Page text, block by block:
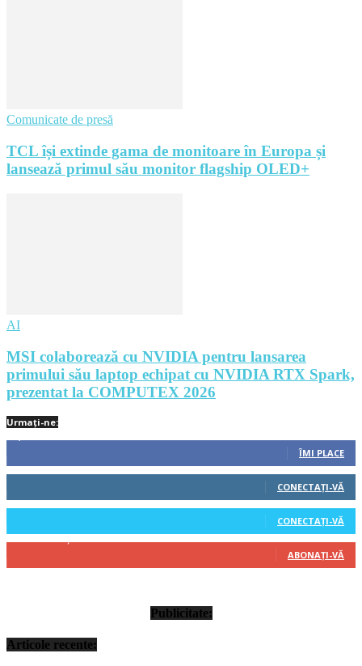
Comunicate de presă
TCL își extinde gama de monitoare în Europa și
lansează primul său monitor flagship OLED+
AI
MSI colaborează cu NVIDIA pentru lansarea
primului său laptop echipat cu NVIDIA RTX Spark,
prezentat la COMPUTEX 2026
Urmați-ne:
ÎMI PLACE
CONECTAȚI-VĂ
CONECTAȚI-VĂ
ABONAȚI-VĂ
Publicitate:
Articole recente: